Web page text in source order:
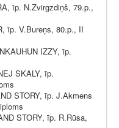
īp. N.Zvirgzdiņš, 79.p.,
īp. V.Bureņs, 80.p., II
IZZY, īp.
SKALY, īp.
STORY, īp. J.Akmens
STORY, īp. R.Rūsa,